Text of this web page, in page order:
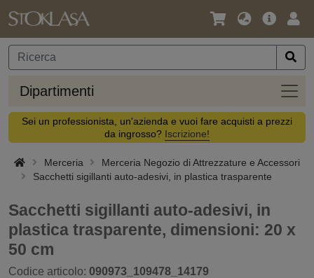
Lingua
Valuta
Offerta
Dipartimenti
Sei un professionista, un'azienda e vuoi fare acquisti a prezzi
da ingrosso? Iscrizione!
Merceria
Merceria Negozio di Attrezzature e Accessori
Sacchetti sigillanti auto-adesivi, in plastica trasparente
Sacchetti sigillanti auto-adesivi, in
plastica trasparente, dimensioni: 20 x
50 cm
Codice articolo: 090973_109478_14179